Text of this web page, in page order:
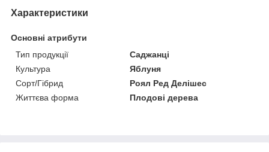
Характеристики
Основні атрибути
Тип продукції
Саджанці
Культура
Яблуня
Сорт/Гібрид
Роял Ред Делішес
Життєва форма
Плодові дерева